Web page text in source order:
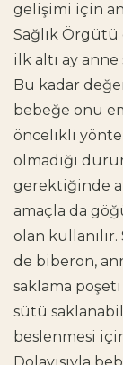
gelişimi için
Sağlık
ilk altı ay
Bu kadar
bebeğe onu
öncelikli
olmadığı
gerektiğinde
amaçla da
olan
de biberon,
saklama
sütü
beslenmesi